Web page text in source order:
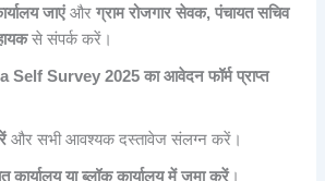
जाएंऔरग्राम रोजगार सेवक, पंचायत सचिव
से संपर्क करें।
Self Survey 2025 का आवेदन फॉर्म प्राप्त
और सभी आवश्यक दस्तावेज संलग्न करें।
कार्यालय या ब्लॉक कार्यालय में जमा करें।